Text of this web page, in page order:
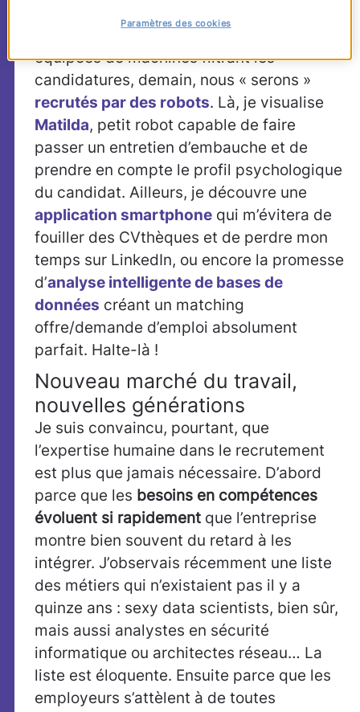
équipées de machines filtrant les
candidatures, demain, nous « serons »
recrutés par des robots. Là, je visualise
Matilda, petit robot capable de faire
passer un entretien d’embauche et de
prendre en compte le profil psychologique
du candidat. Ailleurs, je découvre une
application smartphone qui m’évitera de
fouiller des CVthèques et de perdre mon
temps sur LinkedIn, ou encore la promesse
d’analyse intelligente de bases de
données créant un matching
offre/demande d’emploi absolument
parfait. Halte-là !
Nouveau marché du travail,
nouvelles générations
Je suis convaincu, pourtant, que
l’expertise humaine dans le recrutement
est plus que jamais nécessaire. D’abord
parce que les besoins en compétences
évoluent si rapidement que l’entreprise
montre bien souvent du retard à les
intégrer. J’observais récemment une liste
des métiers qui n’existaient pas il y a
quinze ans : sexy data scientists, bien sûr,
mais aussi analystes en sécurité
informatique ou architectes réseau… La
liste est éloquente. Ensuite parce que les
employeurs s’attèlent à de toutes
Paramètres des cookies